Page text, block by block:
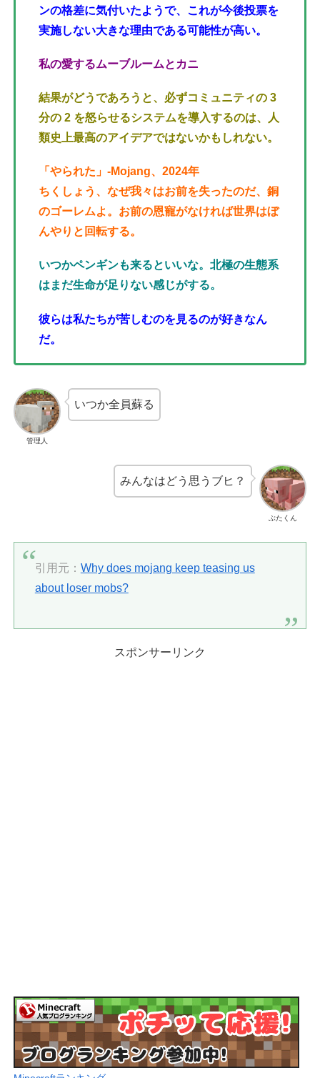
ンの格差に気付いたようで、これが今後投票を
実施しない大きな理由である可能性が高い。
私の愛するムーブルームとカニ
結果がどうであろうと、必ずコミュニティの 3
分の 2 を怒らせるシステムを導入するのは、人
類史上最高のアイデアではないかもしれない。
「やられた」 -Mojang、2024年
ちくしょう、なぜ我々はお前を失ったのだ、銅
のゴーレムよ。お前の恩寵がなければ世界はぼ
んやりと回転する。
いつかペンギンも来るといいな。北極の生態系
はまだ生命が足りない感じがする。
彼らは私たちが苦しむのを見るのが好きなん
だ。
管理人
いつか全員蘇る
ぶたくん
みんなはどう思うブヒ？
引用元： Why does mojang keep teasing us
about loser mobs?
スポンサーリンク